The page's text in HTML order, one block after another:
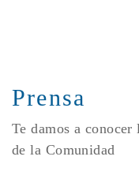
Prensa
Te damos a
de la Comunidad